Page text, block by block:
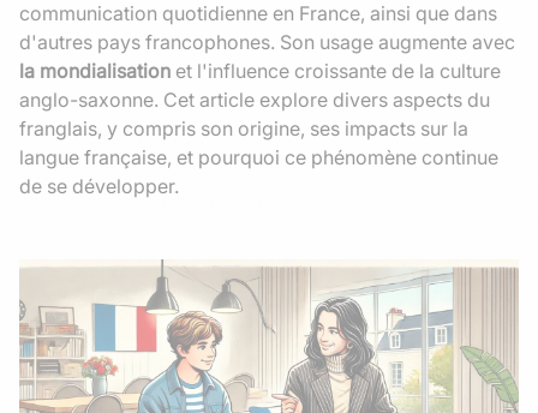
communication quotidienne en France, ainsi que dans
d'autres pays francophones. Son usage augmente avec
la mondialisation et l'influence croissante de la culture
anglo-saxonne. Cet article explore divers aspects du
franglais, y compris son origine, ses impacts sur la
langue française, et pourquoi ce phénomène continue
de se développer.